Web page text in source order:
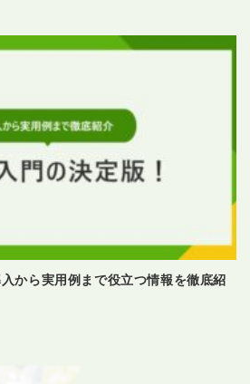
から実用例まで役立つ情報を徹底紹